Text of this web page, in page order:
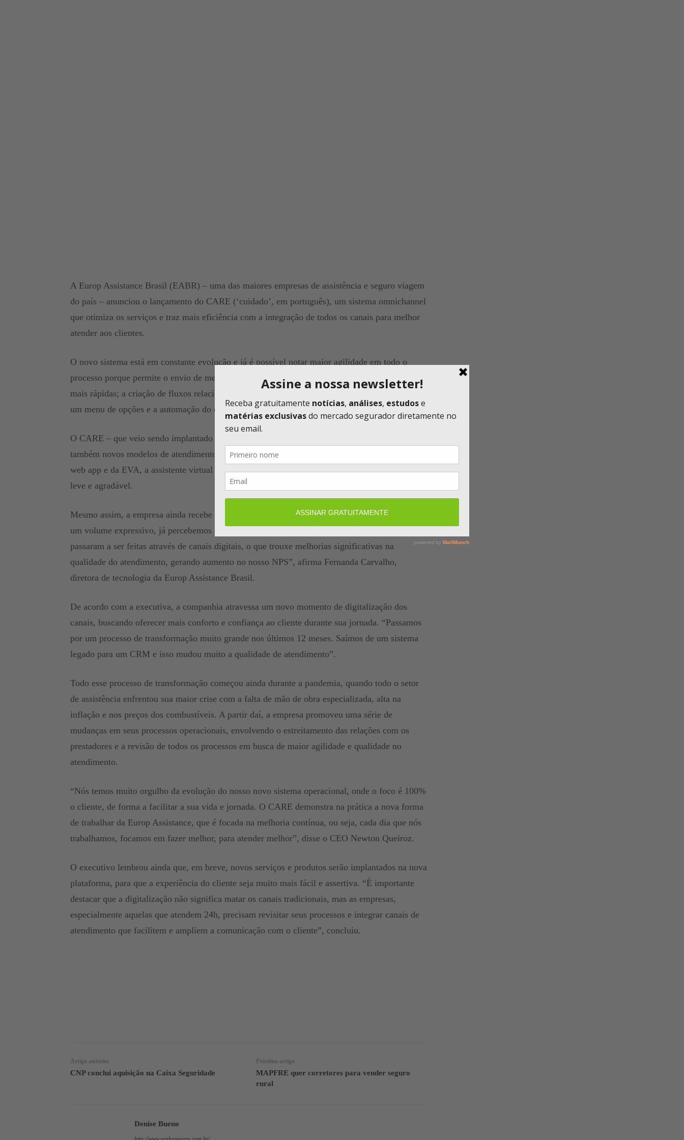
A Europ Assistance Brasil (EABR) – uma das maiores empresas de assistência e seguro viagem
do país – anunciou o lançamento do CARE (‘cuidado’, em português), um sistema omnichannel
que otimiza os serviços e traz mais eficiência com a integração de todos os canais para melhor
atender aos clientes.
O novo sistema está em constante evolução e já é possível notar maior agilidade em todo o
processo porque permite o envio de mensagens automáticas; atendimentos múltiplos; respostas
mais rápidas; a criação de fluxos relacionais e informativos 24h por dia; além da colocação de
um menu de opções e a automação do envio de respostas conforme o processo de atendimento.
O CARE – que veio sendo implantado na companhia ao longo dos últimos meses – gerou
também novos modelos de atendimentos. Hoje a companhia atende através do WhatsApp; por
web app e da EVA, a assistente virtual que interage e soluciona dúvidas dos clientes, de forma
leve e agradável.
Mesmo assim, a empresa ainda recebe cerca de 220 mil ligações por mês. “Apesar de ainda ser
um volume expressivo, já percebemos que, em algumas linhas de negócio, 45% das chamadas
passaram a ser feitas através de canais digitais, o que trouxe melhorias significativas na
qualidade do atendimento, gerando aumento no nosso NPS”, afirma Fernanda Carvalho,
diretora de tecnologia da Europ Assistance Brasil.
De acordo com a executiva, a companhia atravessa um novo momento de digitalização dos
canais, buscando oferecer mais conforto e confiança ao cliente durante sua jornada. “Passamos
por um processo de transformação muito grande nos últimos 12 meses. Saímos de um sistema
legado para um CRM e isso mudou muito a qualidade de atendimento”.
Todo esse processo de transformação começou ainda durante a pandemia, quando todo o setor
de assistência enfrentou sua maior crise com a falta de mão de obra especializada, alta na
inflação e nos preços dos combustíveis. A partir daí, a empresa promoveu uma série de
mudanças em seus processos operacionais, envolvendo o estreitamento das relações com os
prestadores e a revisão de todos os processos em busca de maior agilidade e qualidade no
atendimento.
“Nós temos muito orgulho da evolução do nosso novo sistema operacional, onde o foco é 100%
o cliente, de forma a facilitar a sua vida e jornada. O CARE demonstra na prática a nova forma
de trabalhar da Europ Assistance, que é focada na melhoria contínua, ou seja, cada dia que nós
trabalhamos, focamos em fazer melhor, para atender melhor”, disse o CEO Newton Queiroz.
O executivo lembrou ainda que, em breve, novos serviços e produtos serão implantados na nova
plataforma, para que a experiência do cliente seja muito mais fácil e assertiva. “É importante
destacar que a digitalização não significa matar os canais tradicionais, mas as empresas,
especialmente aquelas que atendem 24h, precisam revisitar seus processos e integrar canais de
atendimento que facilitem e ampliem a comunicação com o cliente”, concluiu.
Artigo anterior
CNP conclui aquisição na Caixa Seguridade
Próximo artigo
MAPFRE quer corretores para vender seguro
rural
Denise Bueno
http://www.sonhoseguro.com.br/